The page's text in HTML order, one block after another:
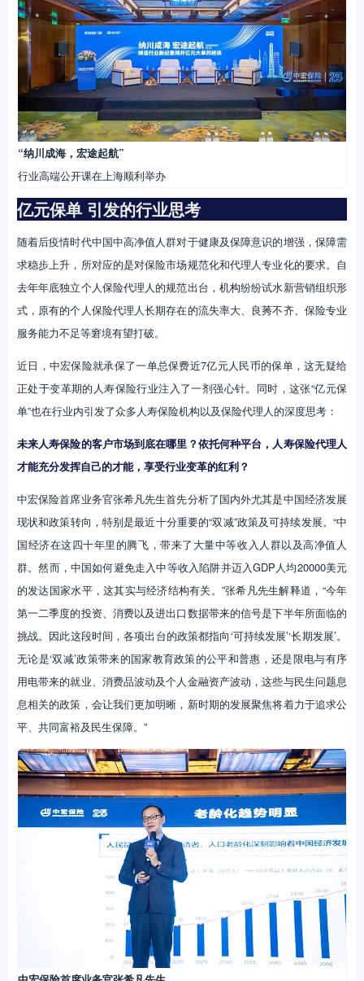
“纳川成海，宏途起航”
行业高端公开课在上海顺利举办
亿元保单 引发的行业思考
随着后疫情时代中国中高净值人群对于健康及保障意识的增强，保障需
求稳步上升，所对应的是对保险市场规范化和代理人专业化的要求。自
去年年底独立个人保险代理人的规范出台，机构纷纷试水新营销组织形
式，原有的个人保险代理人长期存在的流失率大、良莠不齐、保险专业
服务能力不足等窘境有望打破。
近日，中宏保险就承保了一单总保费近7亿元人民币的保单，这无疑给
正处于变革期的人寿保险行业注入了一剂强心针。同时，这张“亿元保
单”也在行业内引发了众多人寿保险机构以及保险代理人的深度思考：
未来人寿保险的客户市场到底在哪里？依托何种平台，人寿保险代理人
才能充分发挥自己的才能，享受行业变革的红利？
中宏保险首席业务官张希凡先生首先分析了国内外尤其是中国经济发展
现状和政策转向，特别是最近十分重要的“双减”政策及可持续发展。“中
国经济在这四十年里的腾飞，带来了大量中等收入人群以及高净值人
群。然而，中国如何避免走入中等收入陷阱并迈入GDP人均20000美元
的发达国家水平，这其实与经济结构有关。”张希凡先生解释道，“今年
第一二季度的投资、消费以及进出口数据带来的信号是下半年所面临的
挑战。因此这段时间，各项出台的政策都指向‘可持续发展’‘长期发展’。
无论是‘双减’政策带来的国家教育政策的公平和普惠，还是限电与有序
用电带来的就业、消费品波动及个人金融资产波动，这些与民生问题息
息相关的政策，会让我们更加明晰，新时期的发展聚焦将着力于追求公
平、共同富裕及民生保障。”